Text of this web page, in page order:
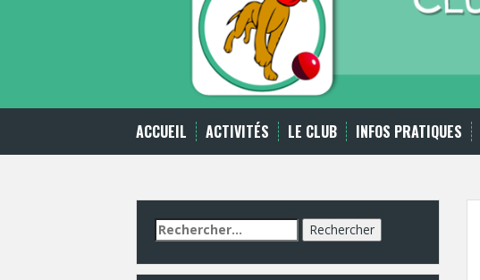
ACCUEIL ACTIVITÉS LE CLUB INFOS PRATIQUES
Rechercher :